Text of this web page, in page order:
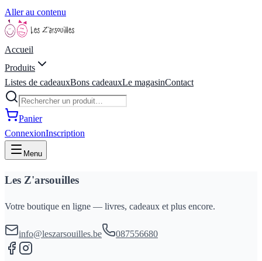
Aller au contenu
Accueil
Produits
Listes de cadeauxBons cadeauxLe magasinContact
Panier
ConnexionInscription
Menu
Les Z'arsouilles
Votre boutique en ligne — livres, cadeaux et plus encore.
info@leszarsouilles.be 087556680